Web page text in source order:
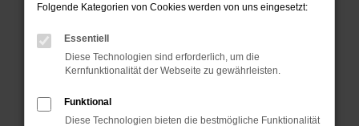
Internetverbindung.
Prüfe deine Browsererweiterungen.
können das Laden bestimmter Seiten
Folgende Kategorien von Cookies werden von uns eingesetzt:
Essentiell
Diese Technologien sind erforderlich, um die
Kernfunktionalität der Webseite zu gewährleisten.
Funktional
Diese Technologien bieten die bestmögliche Funktionalität